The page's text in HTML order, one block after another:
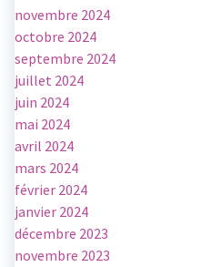
novembre 2024
octobre 2024
septembre 2024
juillet 2024
juin 2024
mai 2024
avril 2024
mars 2024
février 2024
janvier 2024
décembre 2023
novembre 2023